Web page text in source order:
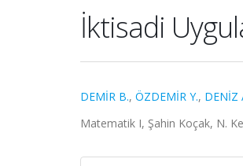
İktisadi
DEMİR B., ÖZDEMİR Y., DENİZ
Matematik I, Şahin Koçak, N.